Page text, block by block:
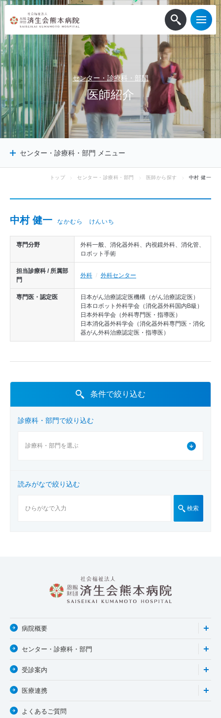
センター・診療科・部門
医師紹介
センター・診療科・部門 メニュー
医師から探す
診療実績
トップ センター・診療科・部門 医師から探す 中村 健一
中村 健一 なかむら けんいち
専門分野
外科一般、消化器外科、内視鏡外科、消化管、
ロボット手術
担当診療科 / 所属部
門
外科 外科センター
専門医・認定医
日本がん治療認定医機構（がん治療認定医）
日本ロボット外科学会（消化器外科国内B級）
日本外科学会（外科専門医・指導医）
日本消化器外科学会（消化器外科専門医・消化
器がん外科治療認定医・指導医）
条件で絞り込む
診療科・部門で絞り込む
読みがなで絞り込む
検索
病院概要
センター・診療科・部門
受診案内
医療連携
よくあるご質問